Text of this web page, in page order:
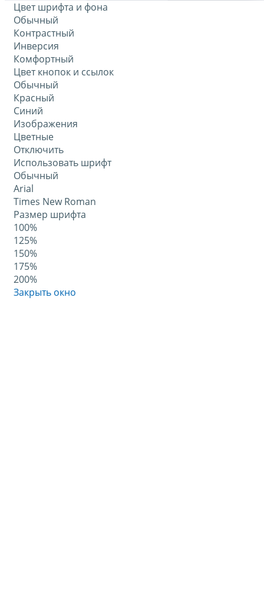
Цвет шрифта и фона
Обычный
Контрастный
Инверсия
Комфортный
Цвет кнопок и ссылок
Обычный
Красный
Синий
Изображения
Цветные
Отключить
Использовать шрифт
Обычный
Arial
Times New Roman
Размер шрифта
100%
125%
150%
175%
200%
Закрыть окно